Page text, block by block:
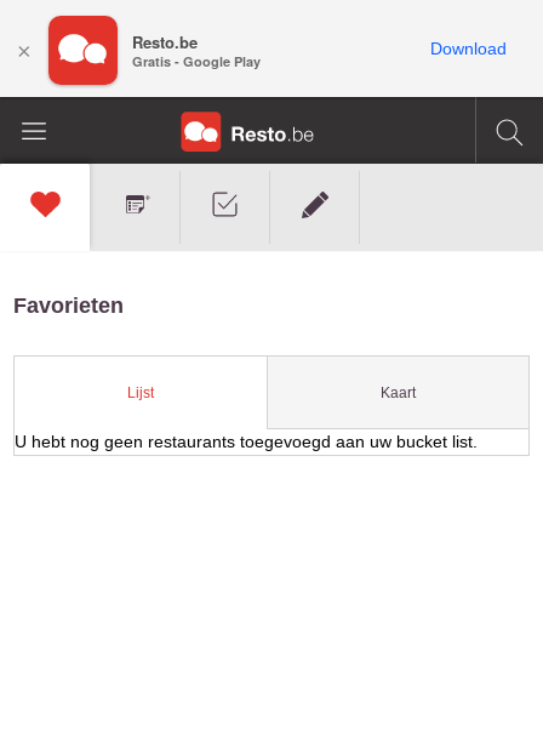
Favorieten
Lijst Kaart
U hebt nog geen restaurants toegevoegd aan uw bucket list.
× Resto.be
Gratis - Google Play
Download